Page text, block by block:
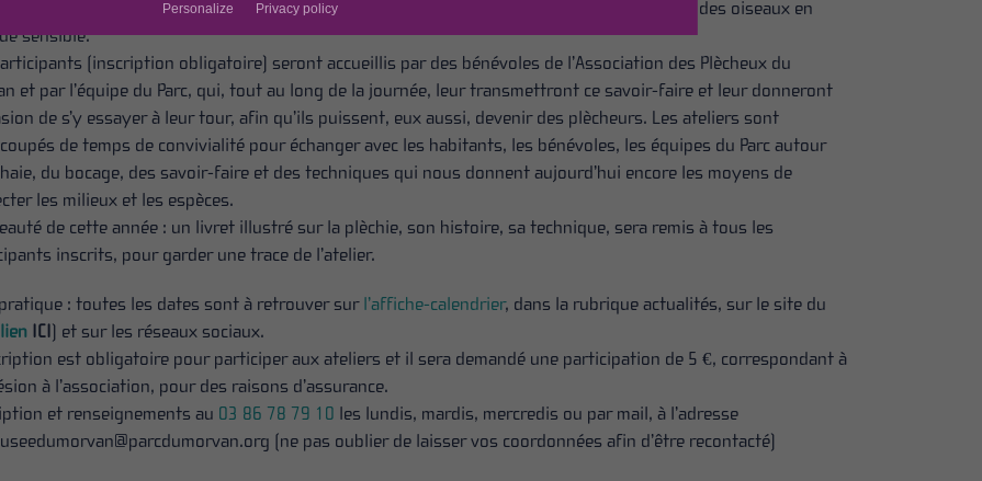
fortement déconseillées après le 15 mars pour préserver les espaces de nidifications des oiseaux en
sensible.
(inscription obligatoire) seront accueillis par des bénévoles de l’Association des Plècheux du
et par l’équipe du Parc, qui, tout au long de la journée, leur transmettront ce savoir-faire et leur donneront
de s’y essayer à leur tour, afin qu’ils puissent, eux aussi, devenir des plècheurs. Les ateliers sont
de temps de convivialité pour échanger avec les habitants, les bénévoles, les équipes du Parc autour
du bocage, des savoir-faire et des techniques qui nous donnent aujourd’hui encore les moyens de
les milieux et les espèces.
de cette année : un livret illustré sur la plèchie, son histoire, sa technique, sera remis à tous les
inscrits, pour garder une trace de l’atelier.
: toutes les dates sont à retrouver sur l’affiche-calendrier, dans la rubrique actualités, sur le site du
lien ICI) et sur les réseaux sociaux.
est obligatoire pour participer aux ateliers et il sera demandé une participation de 5 €, correspondant à
à l’association, pour des raisons d’assurance.
et renseignements au 03 86 78 79 10 les lundis, mardis, mercredis ou par mail, à l’adresse
(ne pas oublier de laisser vos coordonnées afin d’être recontacté)
Personalize Privacy policy